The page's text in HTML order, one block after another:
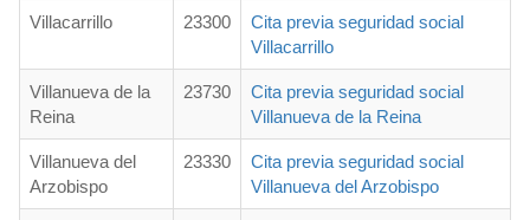
Villacarrillo 23300
Cita previa seguridad social
Villacarrillo
Villanueva de la
Reina
23730
Cita previa seguridad social
Villanueva de la Reina
Villanueva del
Arzobispo
23330
Cita previa seguridad social
Villanueva del Arzobispo